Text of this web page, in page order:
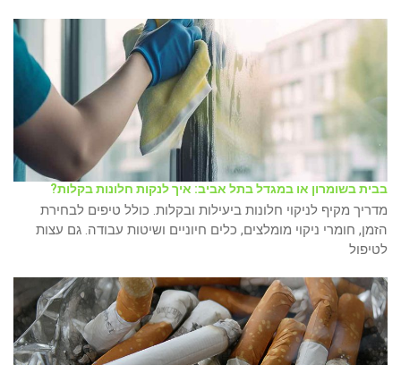
בבית בשומרון או במגדל בתל אביב: איך לנקות חלונות בקלות?
מדריך מקיף לניקוי חלונות ביעילות ובקלות. כולל טיפים לבחירת
הזמן, חומרי ניקוי מומלצים, כלים חיוניים ושיטות עבודה. גם עצות
לטיפול